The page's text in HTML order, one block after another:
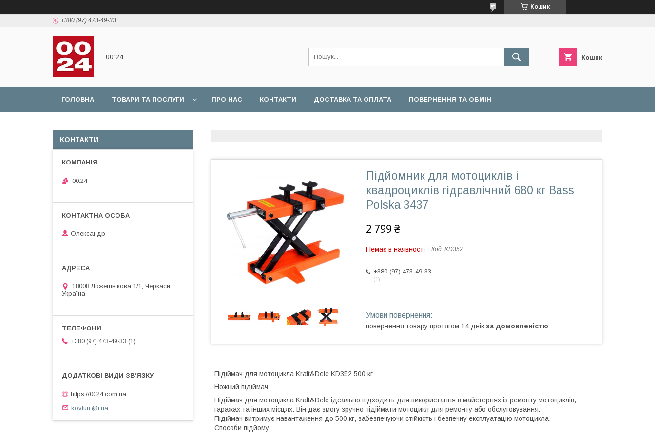
Кошик
+380 (97) 473-49-33
00:24 Кошик
ГОЛОВНА ТОВАРИ ТА ПОСЛУГИ ПРО НАС КОНТАКТИ ДОСТАВКА ТА ОПЛАТА ПОВЕРНЕННЯ ТА ОБМІН
Підйомник для мотоциклів і
квадроциклів гідравлічний 680 кг Bass
Polska 3437
2 799 ₴
Немає в наявності Код: KD352
+380 (97) 473-49-33
1
повернення товару протягом 14 днів за домовленістю
Підіймач для мотоцикла Kraft&Dele KD352 500 кг
Ножний підіймач
Підіймач для мотоцикла Kraft&Dele ідеально підходить для використання в майстернях із ремонту мотоциклів,
гаражах та інших місцях. Він дає змогу зручно підіймати мотоцикл для ремонту або обслуговування.
Підіймач витримує навантаження до 500 кг, забезпечуючи стійкість і безпечну експлуатацію мотоцикла.
Способи підйому:
КОНТАКТИ
00:24
Олександр
18008 Ложешнікова 1/1, Черкаси,
Україна
+380 (97) 473-49-33 1
https://0024.com.ua
kovtun.@i.ua